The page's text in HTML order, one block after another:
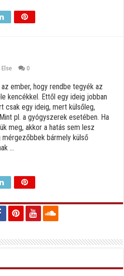
Else 0
ember, hogy rendbe tegyék az
kencékkel. Ettől egy ideig jobban
csak egy ideig, mert külsőleg,
pl. a gyógyszerek esetében. Ha
meg, akkor a hatás sem lesz
bármely külső
...